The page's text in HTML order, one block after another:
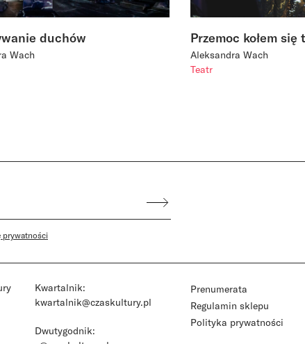
duchów
Wach
Przemoc kołem się
Aleksandra Wach
Teatr
prywatności
Kwartalnik:
kwartalnik@czaskultury.pl
Dwutygodnik:
Prenumerata
Regulamin sklepu
Polityka prywatności